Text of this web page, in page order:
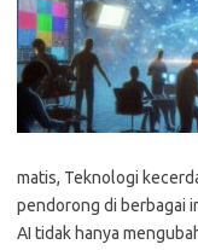
matis, Teknologi
pendorong di berbagai
AI tidak hanya